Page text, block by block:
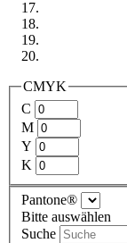
CMYK
C
M
Y
K
Pantone®
Bitte auswählen
Suche